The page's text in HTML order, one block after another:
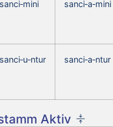
sanci‑mini sanci‑a‑mini
sanci‑u‑ntur sanci‑a‑ntur
Aktiv